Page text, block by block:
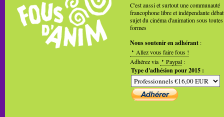
C'est aussi et surtout une communauté
francophone libre et indépendante
sujet du cinéma d'animation sous toutes
formes
Nous soutenir en adhérant :
Allez vous faire fous !
Adhérez via
Paypal :
Type d'adhésion pour 2015 :